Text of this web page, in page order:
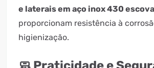
e laterais em aço inox 430
proporcionam resistência à
higienização.